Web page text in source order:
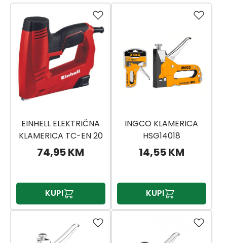
EINHELL ELEKTRIČNA
KLAMERICA TC-EN 20
74,95 KM
KUPI
INGCO KLAMERICA
HSG14018
14,55 KM
KUPI